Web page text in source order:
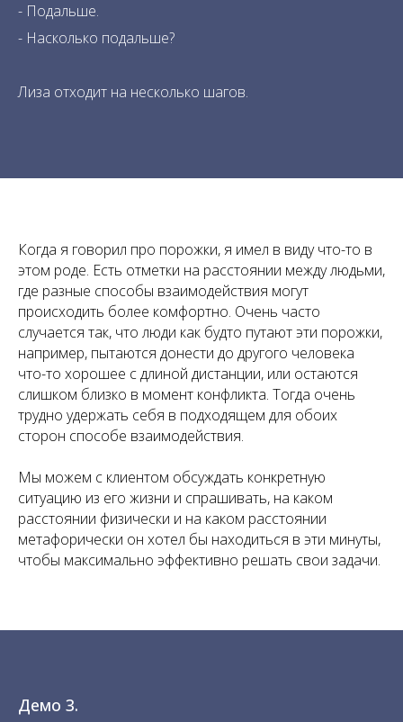
- Подальше.
- Насколько подальше?
Лиза отходит на несколько шагов.
Когда я говорил про порожки, я имел в виду что-то в
этом роде. Есть отметки на расстоянии между людьми,
где разные способы взаимодействия могут
происходить более комфортно. Очень часто
случается так, что люди как будто путают эти порожки,
например, пытаются донести до другого человека
что-то хорошее с длиной дистанции, или остаются
слишком близко в момент конфликта. Тогда очень
трудно удержать себя в подходящем для обоих
сторон способе взаимодействия.
Мы можем с клиентом обсуждать конкретную
ситуацию из его жизни и спрашивать, на каком
расстоянии физически и на каком расстоянии
метафорически он хотел бы находиться в эти минуты,
чтобы максимально эффективно решать свои задачи.
Демо 3.